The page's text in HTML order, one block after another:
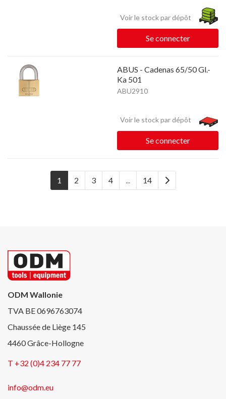
Voir le stock par dépôt
Se connecter
ABUS - Cadenas 65/50 Gl.-
Ka 501
ABU2910
Voir le stock par dépôt
Se connecter
1 2 3 4 ... 14
ODM Wallonie
TVA BE 0696763074
Chaussée de Liège 145
4460 Grâce-Hollogne
T +32 (0)4 234 77 77
info@odm.eu